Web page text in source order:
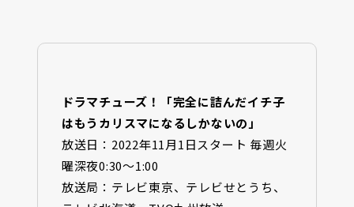
ドラマチューズ！「完全に詰んだイチ子
はもうカリスマになるしかないの」
放送日：2022年11月1日スタート 毎週火
曜深夜0:30〜1:00
放送局：テレビ東京、テレビせとうち、